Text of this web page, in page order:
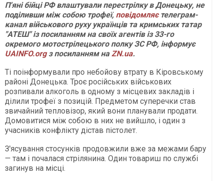
П'яні бійці РФ влаштували перестрілку в Донецьку, не
поділивши між собою трофеї, повідомляєтелеграм-
канал військового руху українців та кримських татар
"АТЕШ" із посиланням на своїх агентів із 33-го
окремого мотострілецького полку ЗС РФ, інформує
UAINFO.orgз посиланням наZN.ua.
Ті поінформували про небойову втрату в Кіровському
районі Донецька. Троє російських військових
розпивали алкоголь в одному з місцевих закладів і
ділили трофеї з позицій. Предметом суперечки став
звичайний тепловізор, який вони планували продати.
Домовитися між собою в них не вийшло, і один з
учасників конфлікту дістав пістолет.
З'ясування стосунків продовжили вже за межами бару
— там і почалася стрілянина. Один товариш по службі
загинув на місці.